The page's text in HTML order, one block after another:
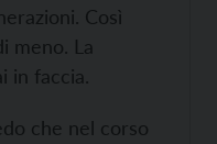
Così
meno. La
in faccia.
che nel corso